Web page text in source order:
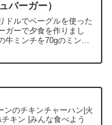
バーガー）
ドルでベーグルを使った
ガーで夕食を作りまし
牛ミンチを70gのミンチ
ンのチキンチャーハン|火
キン |みんな食べよう